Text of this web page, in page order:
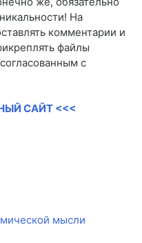
На
комментарии и
файлы
с
САЙТ <<<
мысли